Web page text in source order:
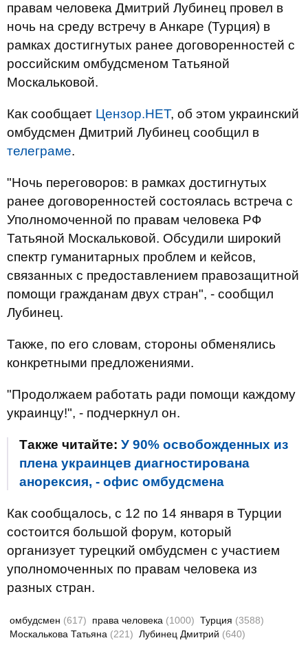
правам человека Дмитрий Лубинец провел в
ночь на среду встречу в Анкаре (Турция) в
рамках достигнутых ранее договоренностей с
российским омбудсменом Татьяной
Москальковой.
Как сообщает Цензор.НЕТ, об этом украинский
омбудсмен Дмитрий Лубинец сообщил в
телеграме.
"Ночь переговоров: в рамках достигнутых
ранее договоренностей состоялась встреча с
Уполномоченной по правам человека РФ
Татьяной Москальковой. Обсудили широкий
спектр гуманитарных проблем и кейсов,
связанных с предоставлением правозащитной
помощи гражданам двух стран", - сообщил
Лубинец.
Также, по его словам, стороны обменялись
конкретными предложениями.
"Продолжаем работать ради помощи каждому
украинцу!", - подчеркнул он.
Также читайте: У 90% освобожденных из
плена украинцев диагностирована
анорексия, - офис омбудсмена
Как сообщалось, с 12 по 14 января в Турции
состоится большой форум, который
организует турецкий омбудсмен с участием
уполномоченных по правам человека из
разных стран.
омбудсмен (617) права человека (1000) Турция (3588)
Москалькова Татьяна (221) Лубинец Дмитрий (640)